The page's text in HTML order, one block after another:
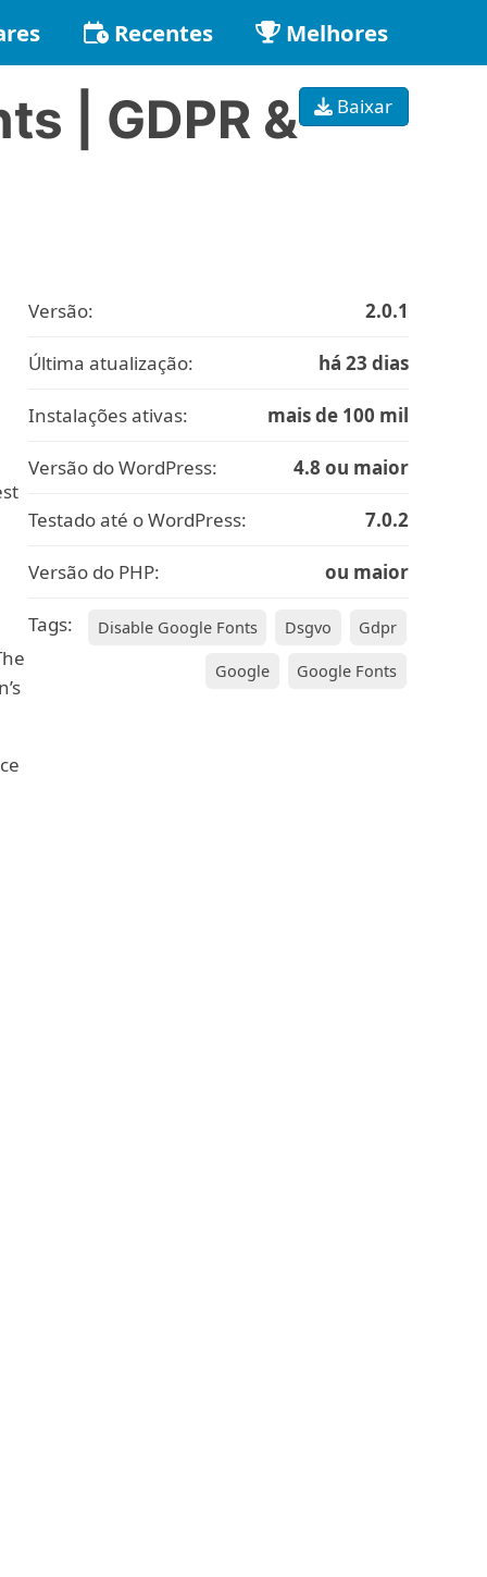
Recentes Melhores
| GDPR & Baixar
Versão: 2.0.1
Última atualização: há 23 dias
Instalações ativas: mais de 100 mil
Versão do WordPress: 4.8 ou maior
Testado até o WordPress: 7.0.2
Versão do PHP: ou maior
Tags: Disable Google Fonts Dsgvo Gdpr
Google Google Fonts